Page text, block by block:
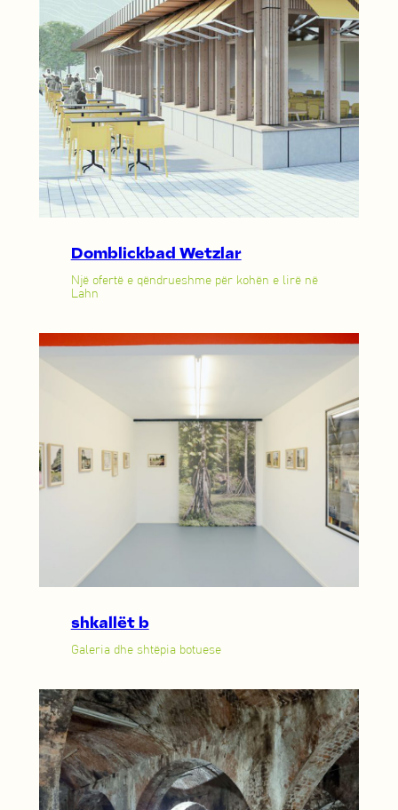
Domblickbad Wetzlar
Një ofertë e qëndrueshme për kohën e lirë në
Lahn
shkallët b
Galeria dhe shtëpia botuese